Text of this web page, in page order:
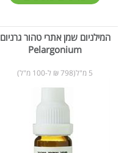
המילניום שמן אתרי טהור גרניום
Pelargonium
5 מ"ל(798 ₪ ל-100 מ"ל)